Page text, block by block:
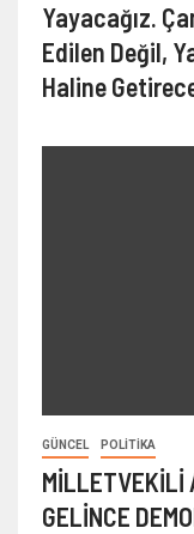
Yayacağız.
Edilen Değil,
Haline
GÜNCEL POLITIKA
MİLLETVEKİLİ
GELİNCE